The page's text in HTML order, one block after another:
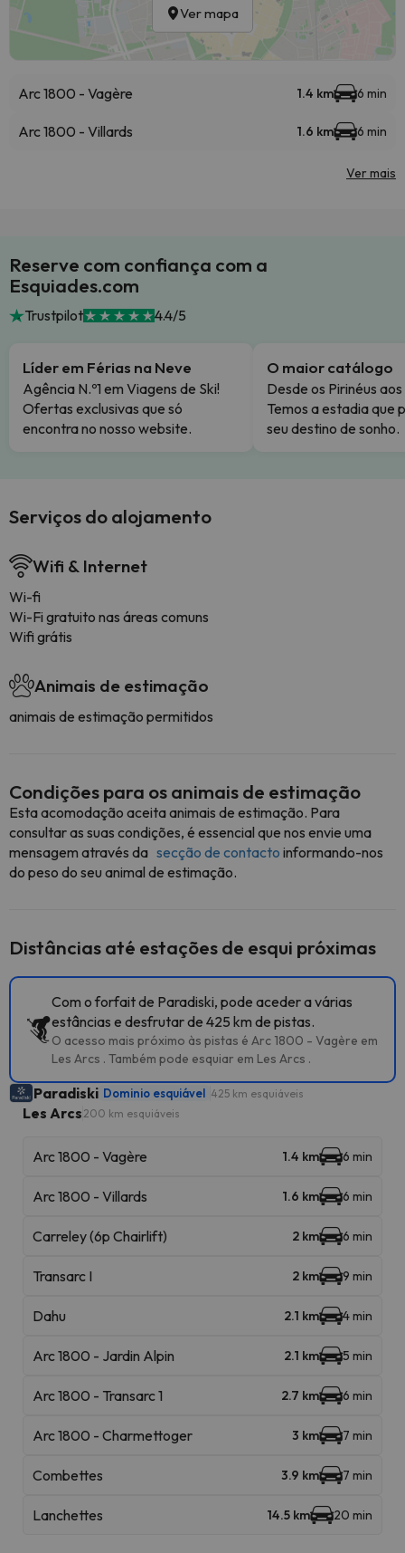
Ver mapa
Arc 1800 - Vagère 1.4 km 6 min
Arc 1800 - Villards 1.6 km 6 min
Ver mais
Reserve com confiança com a
Esquiades.com
Trustpilot 4.4/5
Líder em Férias na Neve
Agência N.º1 em Viagens de Ski!
Ofertas exclusivas que só
encontra no nosso website.
O maior catálogo
Desde os Pirinéus
Temos a estadia que
seu destino de sonho.
Serviços do alojamento
Wifi & Internet
Wi-fi
Wi-Fi gratuito nas áreas comuns
Wifi grátis
Animais de estimação
animais de estimação permitidos
Condições para os animais de estimação
Esta acomodação aceita animais de estimação. Para
consultar as suas condições, é essencial que nos envie uma
mensagem através da secção de contacto informando-nos
do peso do seu animal de estimação.
Distâncias até estações de esqui próximas
Com o forfait de Paradiski, pode aceder a várias
estâncias e desfrutar de 425 km de pistas.
O acesso mais próximo às pistas é Arc 1800 - Vagère em
Les Arcs . Também pode esquiar em Les Arcs .
Paradiski Dominio esquiável 425 km esquiáveis
Les Arcs 200 km esquiáveis
Arc 1800 - Vagère 1.4 km 6 min
Arc 1800 - Villards 1.6 km 6 min
Carreley (6p Chairlift) 2 km 6 min
Transarc I 2 km 9 min
Dahu 2.1 km 4 min
Arc 1800 - Jardin Alpin 2.1 km 5 min
Arc 1800 - Transarc 1 2.7 km 6 min
Arc 1800 - Charmettoger 3 km 7 min
Combettes 3.9 km 7 min
Lanchettes 14.5 km 20 min